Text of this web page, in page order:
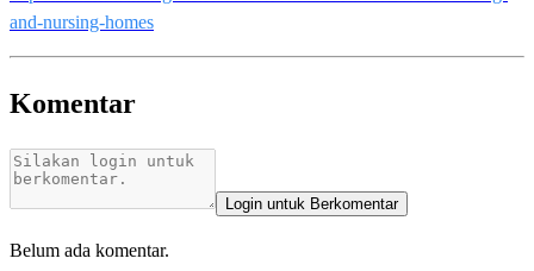
and-nursing-homes
Komentar
Login untuk Berkomentar
Belum ada komentar.